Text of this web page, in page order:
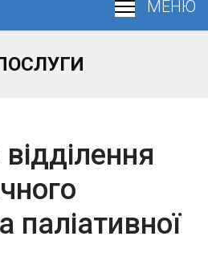
паліативної